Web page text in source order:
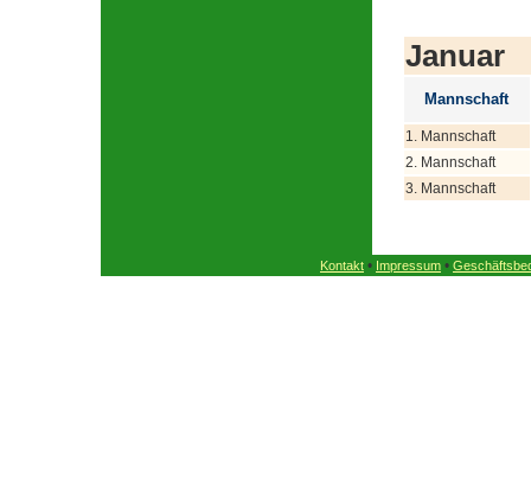
Januar
Mannschaft
1. Mannschaft
2. Mannschaft
3. Mannschaft
Kontakt • Impressum •